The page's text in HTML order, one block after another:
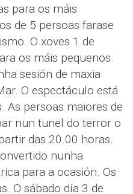
para os máis
de 5 persoas farase
O xoves 1 de
os máis pequenos.
sesión de maxia
O espectáculo está
As persoas maiores de
nun tunel do terror o
das 20.00 horas.
nunha
para a ocasión. Os
O sábado día 3 de